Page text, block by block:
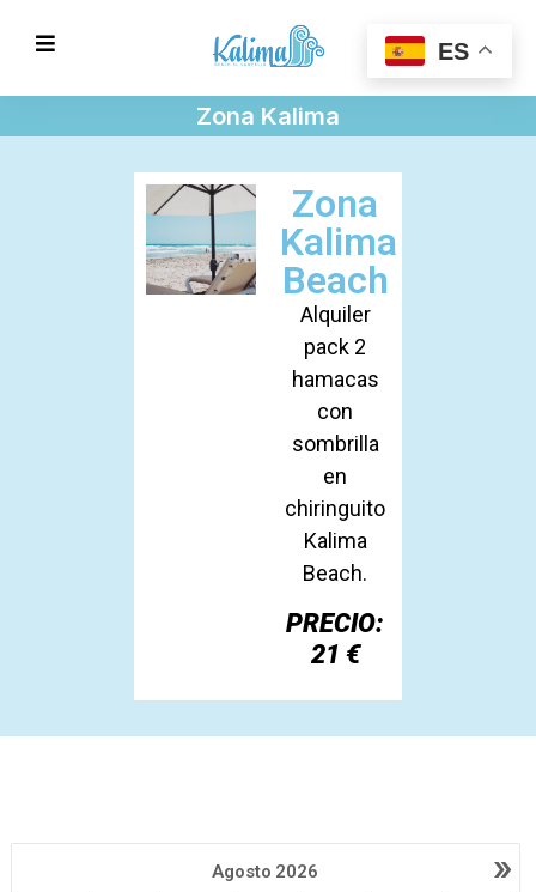
Zona Kalima
Zona
Kalima
Beach
Alquiler
pack 2
hamacas
con
sombrilla
en
chiringuito
Kalima
Beach.
PRECIO:
21 €
»
Agosto 2026
ES